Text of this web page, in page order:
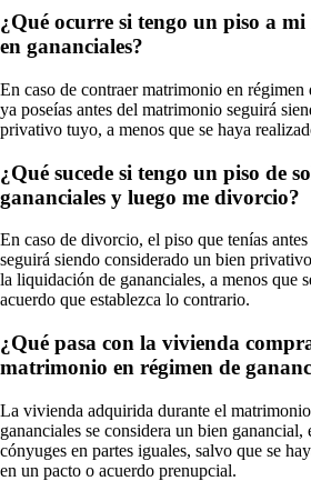
¿Qué ocurre si tengo un piso a mi
en gananciales?
En caso de contraer matrimonio en régimen
ya poseías antes del matrimonio seguirá
privativo tuyo, a menos que se haya
¿Qué sucede si tengo un piso de
gananciales y luego me divorcio?
En caso de divorcio, el piso que tenías
seguirá siendo considerado un bien
la liquidación de gananciales, a menos que
acuerdo que establezca lo contrario.
¿Qué pasa con la vivienda
matrimonio en régimen de
La vivienda adquirida durante el
gananciales se considera un bien ganancial,
cónyuges en partes iguales, salvo que se
en un pacto o acuerdo prenupcial.